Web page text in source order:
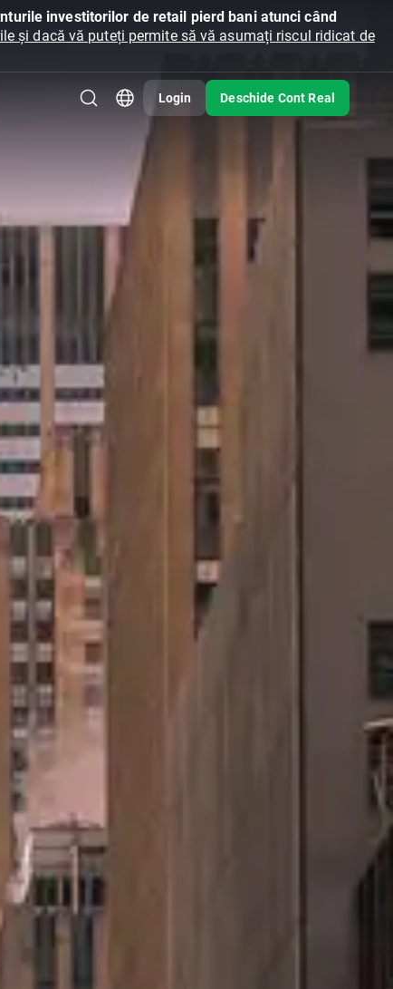
investitorilor de retail pierd bani atunci când
și dacă vă puteți permite să vă asumați riscul ridicat de
Login Deschide Cont Real